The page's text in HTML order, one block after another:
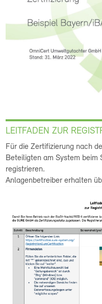
LEITFADEN ZUR
Für die Zertifizierung nach
Beteiligten am System beim
registrieren.
Anlagenbetreiber erhalten